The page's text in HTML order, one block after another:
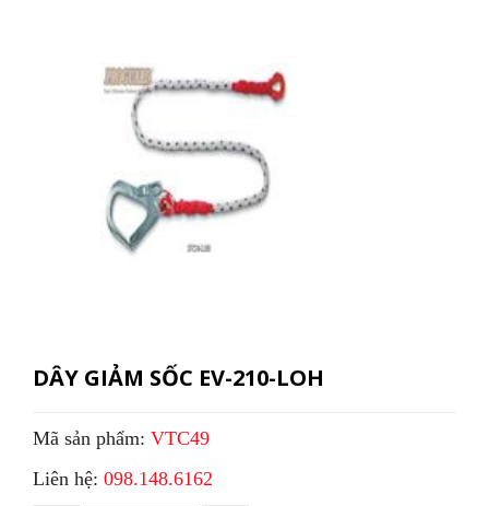
DÂY GIẢM SỐC EV-210-LOH
Mã sản phẩm: VTC49
Liên hệ: 098.148.6162